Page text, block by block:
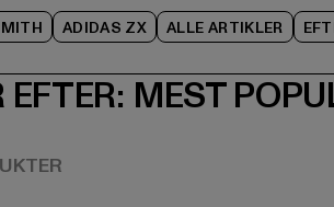
ADIDAS ZX ALLE ARTIKLER
MEST